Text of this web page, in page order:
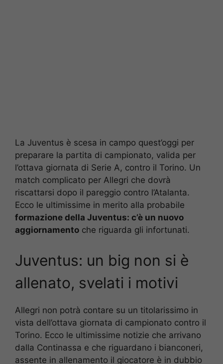
La Juventus è scesa in campo quest’oggi per
preparare la partita di campionato, valida per
l’ottava giornata di Serie A, contro il Torino. Un
match complicato per Allegri che dovrà
riscattarsi dopo il pareggio contro l’Atalanta.
Ecco le ultimissime in merito alla probabile
formazione della Juventus: c’è un nuovo
aggiornamento che riguarda gli infortunati.
Juventus: un big non si è
allenato, svelati i motivi
Allegri non potrà contare su un titolarissimo in
vista dell’ottava giornata di campionato contro il
Torino. Ecco le ultimissime notizie che arrivano
dalla Continassa e che riguardano i bianconeri,
assente in allenamento il giocatore è in dubbio